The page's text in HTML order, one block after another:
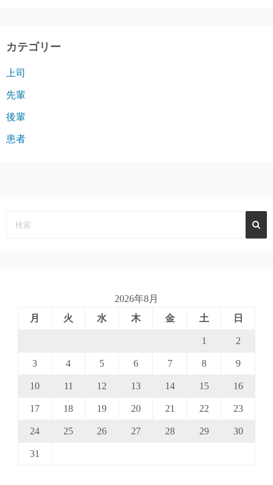
カテゴリー
上司
先輩
後輩
患者
2026年8月
月
火 水 木 金 土 日
1 2
3 4 5 6 7 8 9
10 11 12 13 14 15 16
17 18 19 20 21 22 23
24 25 26 27 28 29 30
31